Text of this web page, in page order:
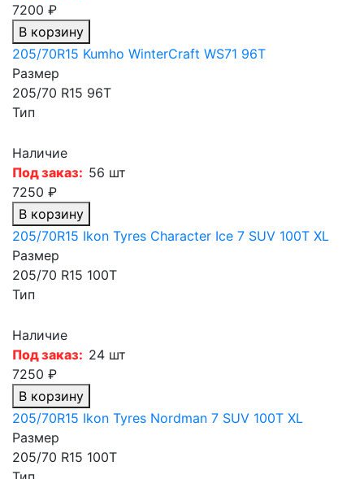
7200 ₽
В корзину
205/70R15 Kumho WinterCraft WS71 96T
Размер
205/70 R15 96T
Тип
Наличие
Под заказ: 56 шт
7250 ₽
В корзину
205/70R15 Ikon Tyres Character Ice 7 SUV 100T XL
Размер
205/70 R15 100T
Тип
Наличие
Под заказ: 24 шт
7250 ₽
В корзину
205/70R15 Ikon Tyres Nordman 7 SUV 100T XL
Размер
205/70 R15 100T